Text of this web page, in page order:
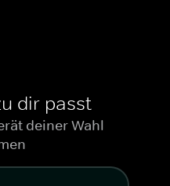
dir passt
deiner Wahl